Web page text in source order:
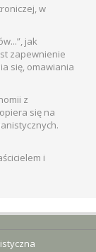
w
jak
zapewnienie
się, omawiania
z
się na
i